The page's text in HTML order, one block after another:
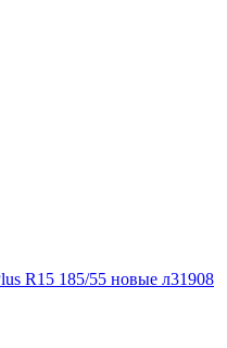
R15 185/55 новые л31908